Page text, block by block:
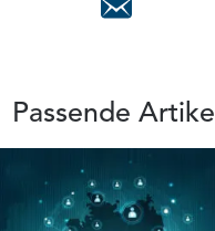
Passende Artikel